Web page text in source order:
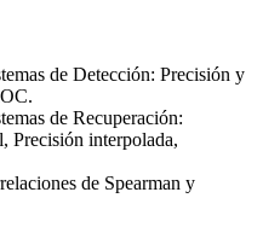
de Detección: Precisión y
de Recuperación:
Precisión interpolada,
de Spearman y